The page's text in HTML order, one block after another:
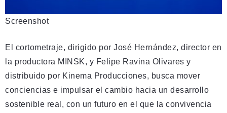
Screenshot
El cortometraje, dirigido por José Hernández, director en
la productora MINSK, y Felipe Ravina Olivares y
distribuido por Kinema Producciones, busca mover
conciencias e impulsar el cambio hacia un desarrollo
sostenible real, con un futuro en el que la convivencia